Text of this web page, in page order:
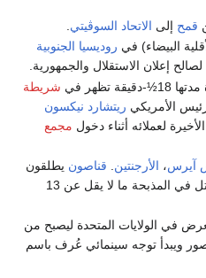
قمح إلى الاتحاد السوڤيتي
البيضاء) في روديسيا الجنوبية
إعلان الاستقلال والجمهورية.
تظهر في
شريطة
الأمريكي ريتشارد نيكسون
لعملائه أثناء دخول مجمع
آيرس، الأرجنتين قناصون يطلقون
يساريين. قُتل في المذبحة ما لا يقل عن 13
في الولايات المتحدة ليصبح من
ويبدأ توجه سينمائي عُرف باسم